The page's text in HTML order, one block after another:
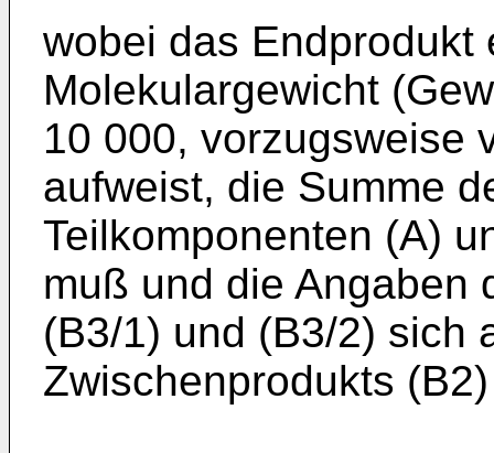
wobei das Endprodukt
Molekulargewicht
10 000, vorzugsweise
aufweist, die Summe
Teilkomponenten (A)
muß und die Angaben
(B3/1) und (B3/2) sich
Zwischenprodukts